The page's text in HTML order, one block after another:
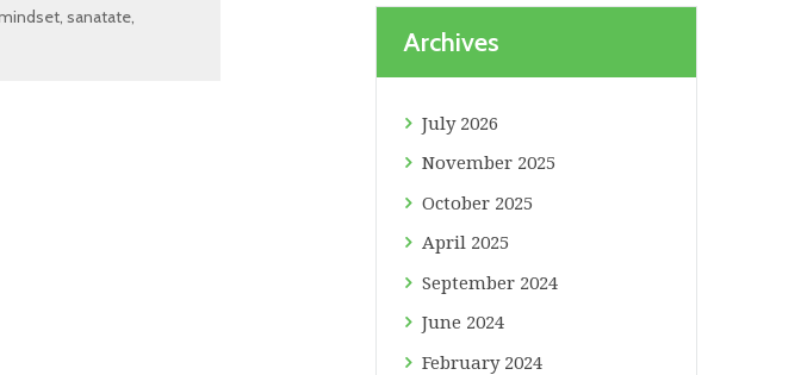
, sanatate,
Archives
July 2026
November 2025
October 2025
April 2025
September 2024
June 2024
February 2024